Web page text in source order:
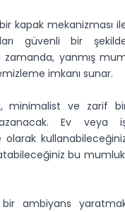
kapak mekanizması
güvenli bir
zamanda, yanmış
imkanı sunar.
minimalist ve zarif
Ev veya
bu
ambiyans